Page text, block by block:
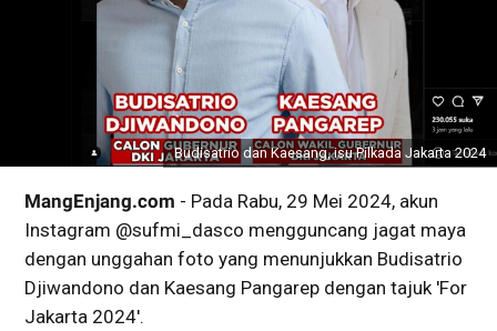
Budisatrio dan Kaesang, isu Pilkada Jakarta 2024
MangEnjang.com - Pada Rabu, 29 Mei 2024, akun
Instagram @sufmi_dasco mengguncang jagat maya
dengan unggahan foto yang menunjukkan Budisatrio
Djiwandono dan Kaesang Pangarep dengan tajuk 'For
Jakarta 2024'.